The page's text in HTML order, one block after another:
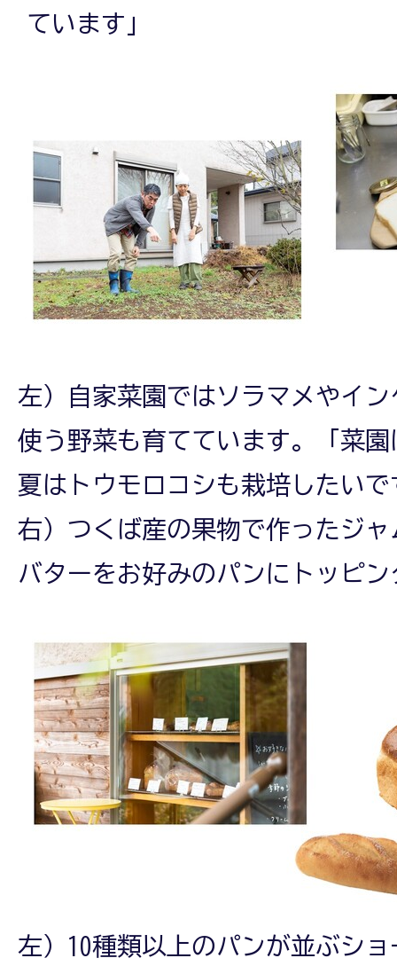
ています」
左）自家菜園ではソラマメやイ
使う野菜も育てています。「菜
夏はトウモロコシも栽培したい
右）つくば産の果物で作ったジ
バターをお好みのパンにトッピン
左）10種類以上のパンが並ぶシ